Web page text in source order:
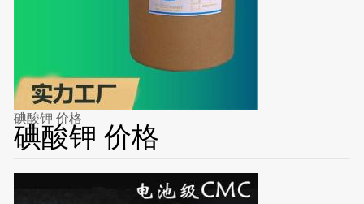
碘酸钾 价格
碘酸钾 价格